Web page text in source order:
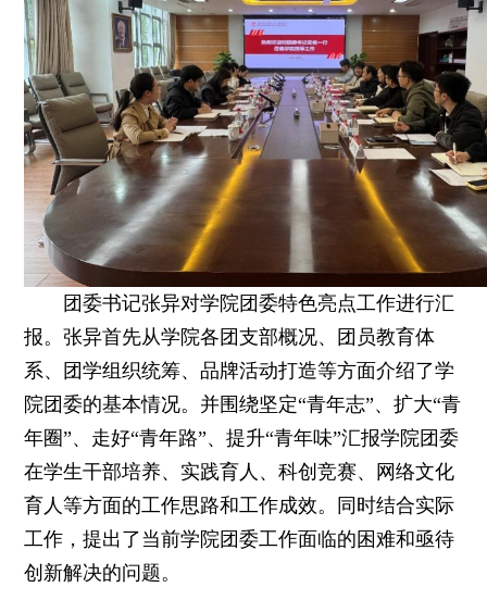
团委书记张异对学院团委特色亮点工作进行汇
报。张异首先从学院各团支部概况、团员教育体
系、团学组织统筹、品牌活动打造等方面介绍了学
院团委的基本情况。并围绕坚定“青年志”、扩大“青
年圈”、走好“青年路”、提升“青年味”汇报学院团委
在学生干部培养、实践育人、科创竞赛、网络文化
育人等方面的工作思路和工作成效。同时结合实际
工作，提出了当前学院团委工作面临的困难和亟待
创新解决的问题。